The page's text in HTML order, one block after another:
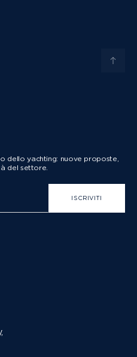
dello yachting: nuove proposte,
del settore.
ISCRIVITI